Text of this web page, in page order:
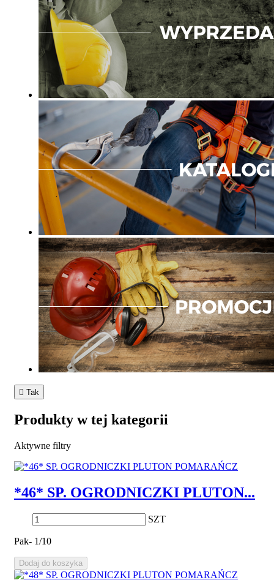
 Tak
Produkty w tej kategorii
Aktywne filtry
*46* SP. OGRODNICZKI PLUTON...
SZT
Pak- 1/10
Dodaj do koszyka